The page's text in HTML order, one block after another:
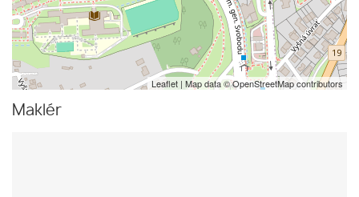
Leaflet | Map data ©OpenStreetMapcontributors
Maklér